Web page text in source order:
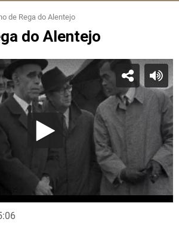
de Rega do Alentejo
do Alentejo